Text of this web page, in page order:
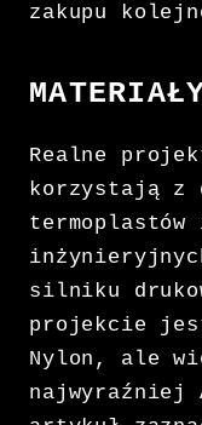
zakupu
Realne
korzystają z
termoplastów
silniku
projekcie
Nylon, ale
najwyraźniej